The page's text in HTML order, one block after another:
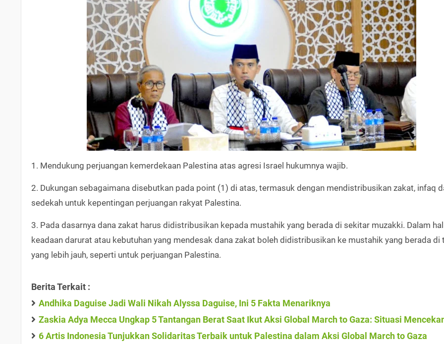
1. Mendukung perjuangan kemerdekaan Palestina atas agresi Israel hukumnya wajib.
2. Dukungan sebagaimana disebutkan pada point (1) di atas, termasuk dengan mendistribusikan zakat, infaq
sedekah untuk kepentingan perjuangan rakyat Palestina.
3. Pada dasarnya dana zakat harus didistribusikan kepada mustahik yang berada di sekitar muzakki. Dalam hal
keadaan darurat atau kebutuhan yang mendesak dana zakat boleh didistribusikan ke mustahik yang berada di
yang lebih jauh, seperti untuk perjuangan Palestina.
Berita Terkait :
Andhika Daguise Jadi Wali Nikah Alyssa Daguise, Ini 5 Fakta Menariknya
Zaskia Adya Mecca Ungkap 5 Tantangan Berat Saat Ikut Aksi Global March to Gaza: Situasi
6 Artis Indonesia Tunjukkan Solidaritas Terbaik untuk Palestina dalam Aksi Global March to Gaza